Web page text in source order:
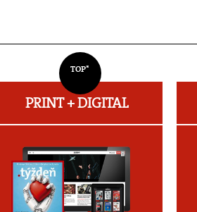
TOP*
PRINT + DIGITAL